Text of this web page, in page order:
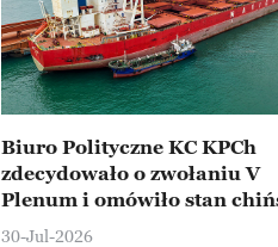
Biuro Polityczne KC KPCh
zdecydowało o zwołaniu V
Plenum i omówiło stan
gospodarki
30-Jul-2026